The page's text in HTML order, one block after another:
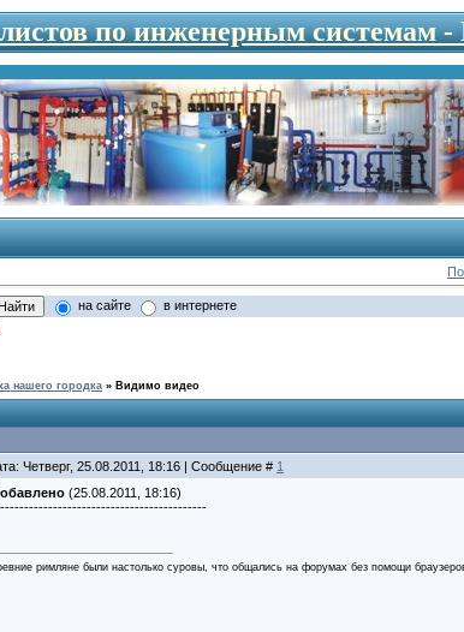
по инженерным
на сайте
в интернете
нашего городка » Видимо видео
Четверг, 25.08.2011, 18:16 | Сообщение # 1
(25.08.2011, 18:16)
римляне были настолько суровы, что общались на форумах без помощи